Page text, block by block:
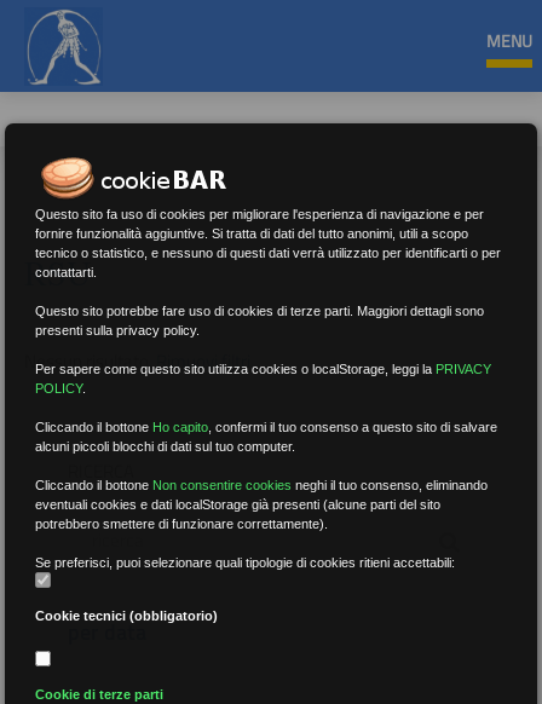
MENU
RSU
Nessun risultato.Rimuovi filtri
per data
Questo sito fa uso di cookies per migliorare l'esperienza di navigazione e per
fornire funzionalità aggiuntive. Si tratta di dati del tutto anonimi, utili a scopo
tecnico o statistico, e nessuno di questi dati verrà utilizzato per identificarti o per
contattarti.
Questo sito potrebbe fare uso di cookies di terze parti. Maggiori dettagli sono
presenti sulla privacy policy.
Per sapere come questo sito utilizza cookies o localStorage, leggi la PRIVACY
POLICY.
Cliccando il bottone Ho capito ,confermi il tuo consenso a questo sito di salvare
alcuni piccoli blocchi di dati sul tuo computer.
Cliccando il bottone Non consentire cookies neghi il tuo consenso, eliminando
eventuali cookies e dati localStorage già presenti (alcune parti del sito
potrebbero smettere di funzionare correttamente).
Se preferisci, puoi selezionare quali tipologie di cookies ritieni accettabili:
Cookie tecnici (obbligatorio)
Cookie di terze parti